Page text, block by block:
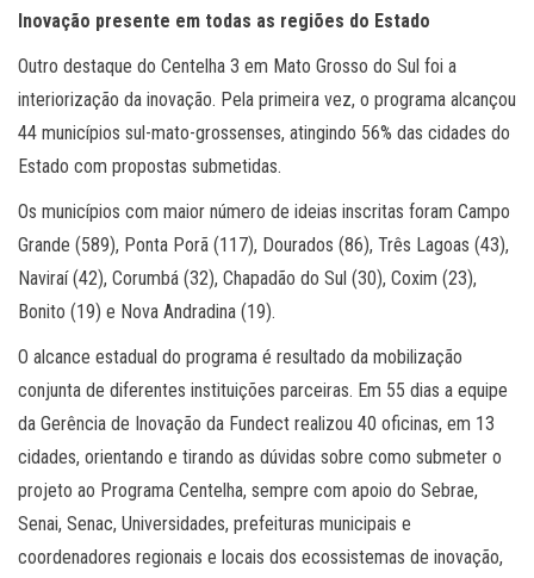
Inovação presente em todas as regiões do Estado
Outro destaque do Centelha 3 em Mato Grosso do Sul foi a
interiorização da inovação. Pela primeira vez, o programa alcançou
44 municípios sul-mato-grossenses, atingindo 56% das cidades do
Estado com propostas submetidas.
Os municípios com maior número de ideias inscritas foram Campo
Grande (589), Ponta Porã (117), Dourados (86), Três Lagoas (43),
Naviraí (42), Corumbá (32), Chapadão do Sul (30), Coxim (23),
Bonito (19) e Nova Andradina (19).
O alcance estadual do programa é resultado da mobilização
conjunta de diferentes instituições parceiras. Em 55 dias a equipe
da Gerência de Inovação da Fundect realizou 40 oficinas, em 13
cidades, orientando e tirando as dúvidas sobre como submeter o
projeto ao Programa Centelha, sempre com apoio do Sebrae,
Senai, Senac, Universidades, prefeituras municipais e
coordenadores regionais e locais dos ecossistemas de inovação,